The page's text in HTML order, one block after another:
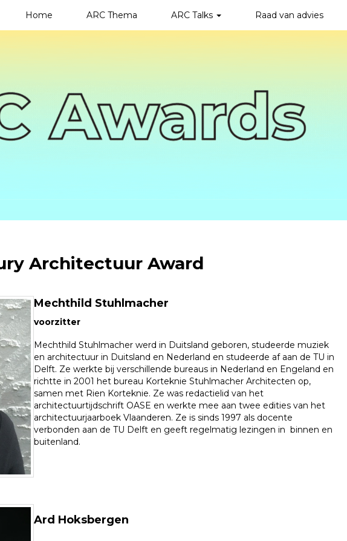
Home ARC Thema ARC Talks Raad van advies
Architectuur Award
Mechthild Stuhlmacher
voorzitter
Mechthild Stuhlmacher werd in Duitsland geboren, studeerde muziek
en architectuur in Duitsland en Nederland en studeerde af aan de TU in
Delft. Ze werkte bij verschillende bureaus in Nederland en Engeland en
richtte in 2001 het bureau Korteknie Stuhlmacher Architecten op,
samen met Rien Korteknie. Ze was redactielid van het
architectuurtijdschrift OASE en werkte mee aan twee edities van het
architectuurjaarboek Vlaanderen. Ze is sinds 1997 als docente
verbonden aan de TU Delft en geeft regelmatig lezingen in binnen en
buitenland.
Ard Hoksbergen